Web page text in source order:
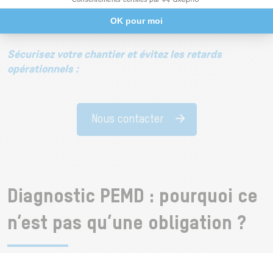
et des surcoûts liés à la mauvaise gestion des déchets.
Sécurisez votre chantier et évitez les retards
opérationnels :
Nous contacter
Diagnostic PEMD : pourquoi ce
n’est pas qu’une obligation ?